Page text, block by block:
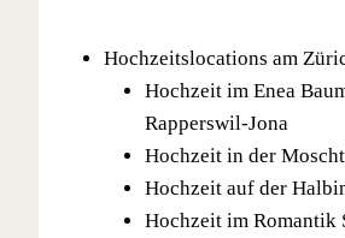
Hochzeitslocations am
Hochzeit im Enea
Rapperswil-Jona
Hochzeit in der
Hochzeit auf der
Hochzeit im Romantik